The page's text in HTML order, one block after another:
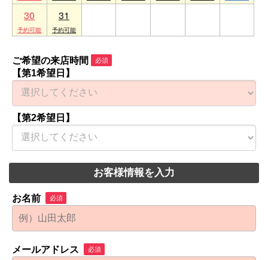
30 31
ご希望の来店時間 必須
【第1希望日】
【第2希望日】
お客様情報を入力
お名前 必須
メールアドレス 必須